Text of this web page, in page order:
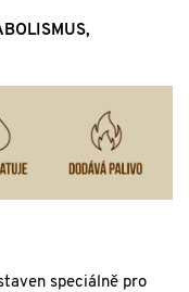
speciálně pro